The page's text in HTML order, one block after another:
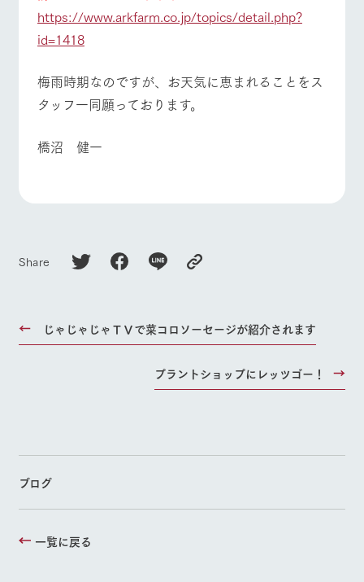
https://www.arkfarm.co.jp/topics/detail.php?
id=1418
梅雨時期なのですが、お天気に恵まれることをス
タッフ一同願っております。
橋沼 健一
Share
じゃじゃじゃＴＶで菜コロソーセージが紹介されます
プラントショップにレッツゴー！
ブログ
一覧に戻る